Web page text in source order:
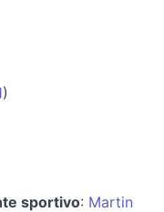
)
sportivo: Martin